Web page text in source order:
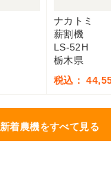
ナカトミ
薪割機
LS-52H
栃木県
税込：
新着農機をすべて見る